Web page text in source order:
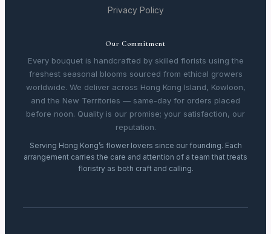
Privacy Policy
Our Commitment
Every bouquet is handcrafted by skilled florists using the
freshest seasonal blooms sourced from ethical growers
worldwide. We deliver across Hong Kong Island, Kowloon,
and the New Territories — same-day for orders placed
before noon. Quality is our promise; your satisfaction, our
reputation.
Serving Hong Kong’s flower lovers since our founding. Each
arrangement carries the care and attention of a team that treats
floristry as both craft and calling.